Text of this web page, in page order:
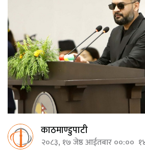
काठमाण्डुपाटी
२०८३, १७ जेष्ठ आईतबार ००:००